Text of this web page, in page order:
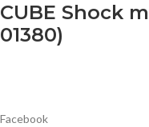
CUBE Shock
01380)
Facebook